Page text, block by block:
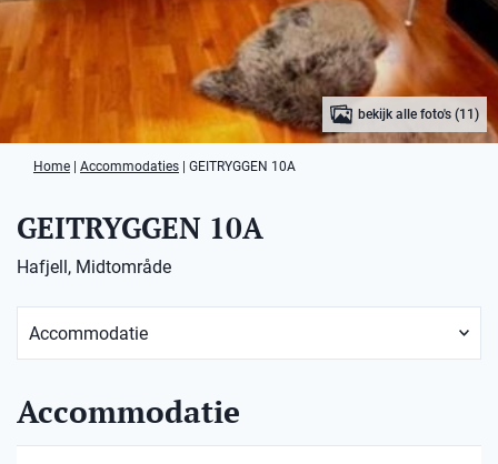
bekijk alle foto's (11)
Home Accommodaties GEITRYGGEN 10A
GEITRYGGEN 10A
Hafjell, Midtområde
Accommodatie